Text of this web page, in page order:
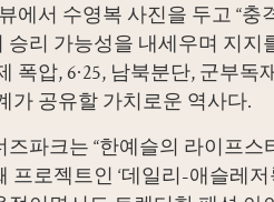
에서 수영복 사진을 두고 “충
승리 가능성을 내세우며 지지
폭압, 6·25, 남북분단, 군부독
가 공유할 가치로운 역사다.
파크는 “한예슬의 라이프
프로젝트인 ‘데일리-애슬레저